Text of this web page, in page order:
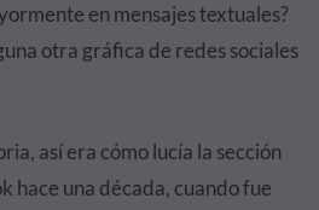
en mensajes textuales?
otra gráfica de redes sociales
así era cómo lucía la sección
hace una década, cuando fue